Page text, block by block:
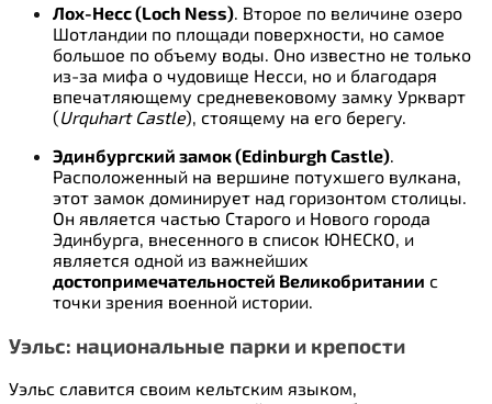
Лох-Несс (Loch Ness). Второе по величине озеро
Шотландии по площади поверхности, но самое
большое по объему воды. Оно известно не только
из-за мифа о чудовище Несси, но и благодаря
впечатляющему средневековому замку Уркварт
(Urquhart Castle), стоящему на его берегу.
Эдинбургский замок (Edinburgh Castle).
Расположенный на вершине потухшего вулкана,
этот замок доминирует над горизонтом столицы.
Он является частью Старого и Нового города
Эдинбурга, внесенного в список ЮНЕСКО, и
является одной из важнейших
достопримечательностей Великобритании с
точки зрения военной истории.
Уэльс: национальные парки и крепости
Уэльс славится своим кельтским языком,